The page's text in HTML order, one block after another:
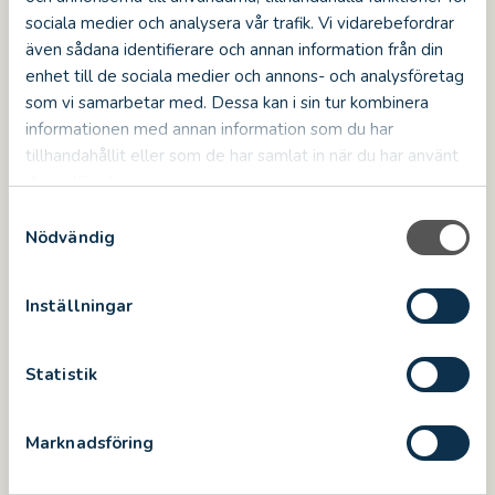
sociala medier och analysera vår trafik. Vi vidarebefordrar
även sådana identifierare och annan information från din
enhet till de sociala medier och annons- och analysföretag
som vi samarbetar med. Dessa kan i sin tur kombinera
informationen med annan information som du har
tillhandahållit eller som de har samlat in när du har använt
deras tjänster.
Nödvändig
Inställningar
Statistik
Marknadsföring
PÅ
FACEBOOKTWITTERLINKEDIN
PÅ
PINTEREST
Guidningar